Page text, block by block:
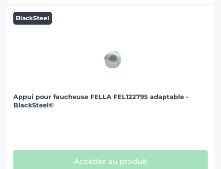
BlackSteel
Appui pour faucheuse FELLA FEL122795 adaptable -
BlackSteel©
Accédez au produit